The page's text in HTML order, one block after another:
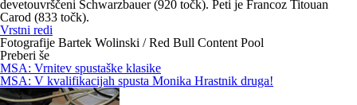
devetouvrščeni Schwarzbauer (920 točk). Peti je Francoz Titouan
Carod (833 točk).
Vrstni redi
Fotografije Bartek Wolinski / Red Bull Content Pool
Preberi še
MSA: Vrnitev spustaške klasike
MSA: V kvalifikacijah spusta Monika Hrastnik druga!